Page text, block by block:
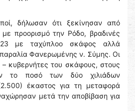
δήλωσαν ότι ξεκίνησαν από
προορισμό την Ρόδο, βραδινές
με ταχύπλοο σκάφος αλλά
Φανερωμένης ν. Σύμης. Οι
– κυβερνήτες του σκάφους, στους
το ποσό των δύο χιλιάδων
έκαστος για τη μεταφορά
μετά την αποβίβαση για